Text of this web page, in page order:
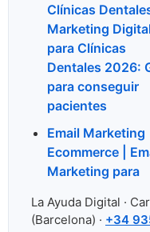
Clínicas Dentales
Marketing
para Clínicas
Dentales 2026:
para conseguir
pacientes
Email Marketing
Ecommerce |
Marketing para
La Ayuda Digital ·
(Barcelona) · +34